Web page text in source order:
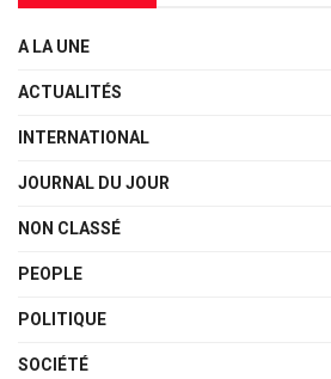
A LA UNE
ACTUALITÉS
INTERNATIONAL
JOURNAL DU JOUR
NON CLASSÉ
PEOPLE
POLITIQUE
SOCIÉTÉ